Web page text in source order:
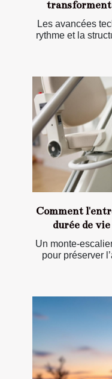
Les avancées
rythme et la
Comment
durée de
Un monte-
pour préserver